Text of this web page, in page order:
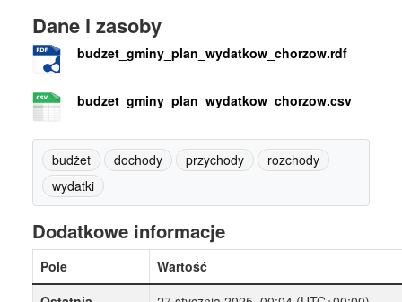
Dane i zasoby
budzet_gminy_plan_wydatkow_chorzow.rdf
budzet_gminy_plan_wydatkow_chorzow.csv
budżet dochody przychody
rozchody
wydatki
Dodatkowe informacje
Pole
Wartość